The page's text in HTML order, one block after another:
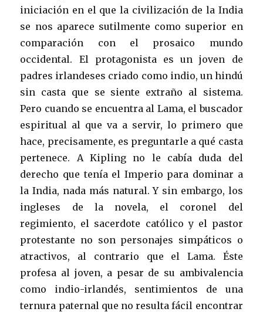
iniciación en el que la civilización de la India
se nos aparece sutilmente como superior en
comparación con el prosaico mundo
occidental. El protagonista es un joven de
padres irlandeses criado como indio, un hindú
sin casta que se siente extraño al sistema.
Pero cuando se encuentra al Lama, el buscador
espiritual al que va a servir, lo primero que
hace, precisamente, es preguntarle a qué casta
pertenece. A Kipling no le cabía duda del
derecho que tenía el Imperio para dominar a
la India, nada más natural. Y sin embargo, los
ingleses de la novela, el coronel del
regimiento, el sacerdote católico y el pastor
protestante no son personajes simpáticos o
atractivos, al contrario que el Lama. Éste
profesa al joven, a pesar de su ambivalencia
como indio-irlandés, sentimientos de una
ternura paternal que no resulta fácil encontrar